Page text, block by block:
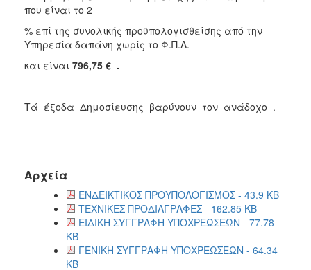
που είναι το 2
% επί της συνολικής προϋπολογισθείσης από την
Υπηρεσία δαπάνη χωρίς το Φ.Π.Α.
και είναι 796,75 € .
Tά έξοδα Δημοσίευσης βαρύνουν τον ανάδοχο .
Αρχεία
ΕΝΔΕΙΚΤΙΚΟΣ ΠΡΟΥΠΟΛΟΓΙΣΜΟΣ - 43.9 KB
ΤΕΧΝΙΚΕΣ ΠΡΟΔΙΑΓΡΑΦΕΣ - 162.85 KB
ΕΙΔΙΚΗ ΣΥΓΓΡΑΦΗ ΥΠΟΧΡΕΩΣΕΩΝ - 77.78
KB
ΓΕΝΙΚΗ ΣΥΓΓΡΑΦΗ ΥΠΟΧΡΕΩΣΕΩΝ - 64.34
KB